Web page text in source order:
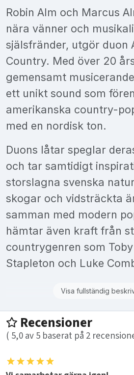
Robin Alm och Marcus
nära vänner och
själsfränder, utgör duon
Country. Med över 20
gemensamt
ett unikt sound som
amerikanska country-
med en nordisk ton.
Duons låtar speglar
och tar samtidigt
storslagna svenska
skogar och vidsträckta
samman med modern
hämtar även kraft från
countrygenren som
Stapleton och Luke
Visa fullständig
Recensioner
( 5,0av5 baserat på 2